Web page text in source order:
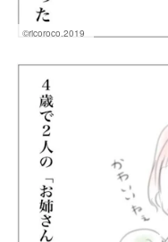
©ricoroco.2019